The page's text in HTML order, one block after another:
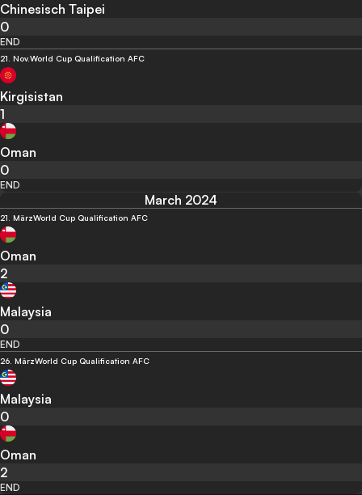
Chinesisch Taipei
0
END
21. Nov.World Cup Qualification AFC
Kirgisistan
1
Oman
0
END
March 2024
21. MärzWorld Cup Qualification AFC
Oman
2
Malaysia
0
END
26. MärzWorld Cup Qualification AFC
Malaysia
0
Oman
2
END